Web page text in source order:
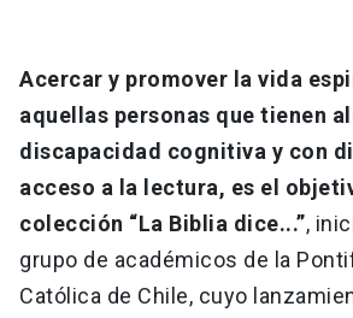
Acercar y promover la vida
aquellas personas que tienen
discapacidad cognitiva y con
acceso a la lectura, es el
colección “La Biblia dice...”,
grupo de académicos de la
Católica de Chile, cuyo